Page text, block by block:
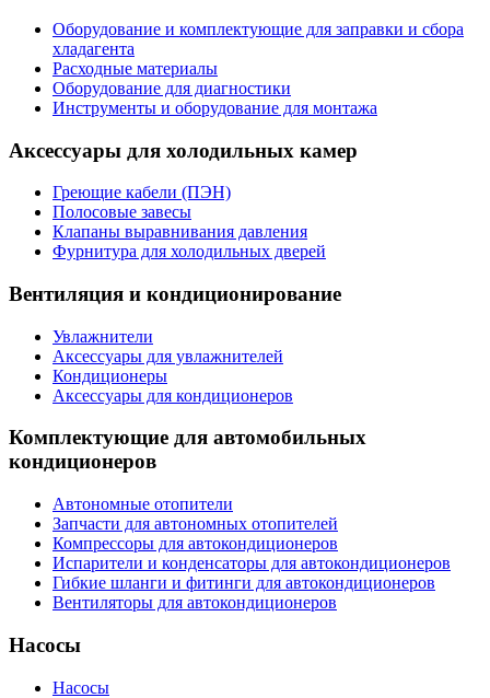
Оборудование и комплектующие для заправки и сбора
хладагента
Расходные материалы
Оборудование для диагностики
Инструменты и оборудование для монтажа
Аксессуары для холодильных камер
Греющие кабели (ПЭН)
Полосовые завесы
Клапаны выравнивания давления
Фурнитура для холодильных дверей
Вентиляция и кондиционирование
Увлажнители
Аксессуары для увлажнителей
Кондиционеры
Аксессуары для кондиционеров
Комплектующие для автомобильных
кондиционеров
Автономные отопители
Запчасти для автономных отопителей
Компрессоры для автокондиционеров
Испарители и конденсаторы для автокондиционеров
Гибкие шланги и фитинги для автокондиционеров
Вентиляторы для автокондиционеров
Насосы
Насосы